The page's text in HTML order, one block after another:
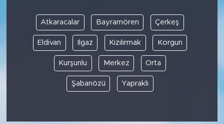
Atkaracalar Bayramören Çerkeş
Eldivan Ilgaz Kızılırmak Korgun
Kurşunlu Merkez Orta
Şabanözü Yapraklı